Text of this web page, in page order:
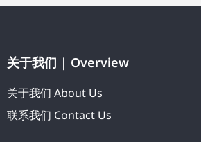
关于我们 | Overview
关于我们 About Us
联系我们 Contact Us